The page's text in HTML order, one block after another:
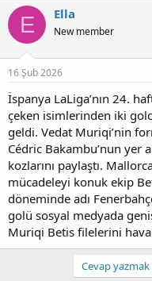
n
b
u
u
b
a
ş
l
a
t
a
n
ş
a
g
ı
ç
a
r
i
h
i
E Ella
New member
16 Şub 2026
İspanya LaLiga’nın 24.
çeken isimlerinden iki
geldi. Vedat Muriqi’nin
Cédric Bakambu’nun yer
kozlarını paylaştı.
mücadeleyi konuk ekip
döneminde adı
golü sosyal medyada
Muriqi Betis filelerini
Cevap